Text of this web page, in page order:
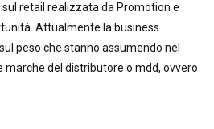
sul retail realizzata da Promotion e
Attualmente la business
peso che stanno assumendo nel
marche del distributore o mdd, ovvero